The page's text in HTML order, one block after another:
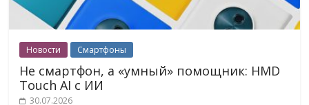
Новости Смартфоны
Не смартфон, а «умный» помощник: HMD
Touch AI с ИИ
30.07.2026